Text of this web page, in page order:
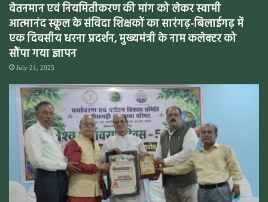
वेतनमान एवं नियमितीकरण की मांग को लेकर स्वामी
आत्मानंद स्कूल के संविदा शिक्षकों का सारंगढ़-बिलाईगढ़ में
एक दिवसीय धरना प्रदर्शन, मुख्यमंत्री के नाम कलेक्टर को
सौंपा गया ज्ञापन
July 21, 2025